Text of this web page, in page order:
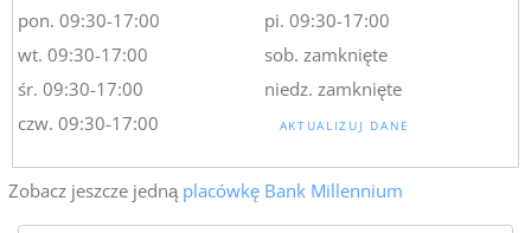
pon. 09:30-17:00
wt. 09:30-17:00
śr. 09:30-17:00
czw. 09:30-17:00
pi. 09:30-17:00
sob. zamknięte
niedz. zamknięte
AKTUALIZUJ DANE
Zobacz jeszcze jednąplacówkę Bank Millennium